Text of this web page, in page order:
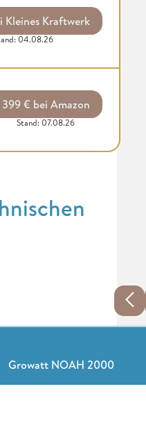
Kleines Kraftwerk
04.08.26
399 € bei Amazon
Stand: 07.08.26
Growatt NOAH 2000